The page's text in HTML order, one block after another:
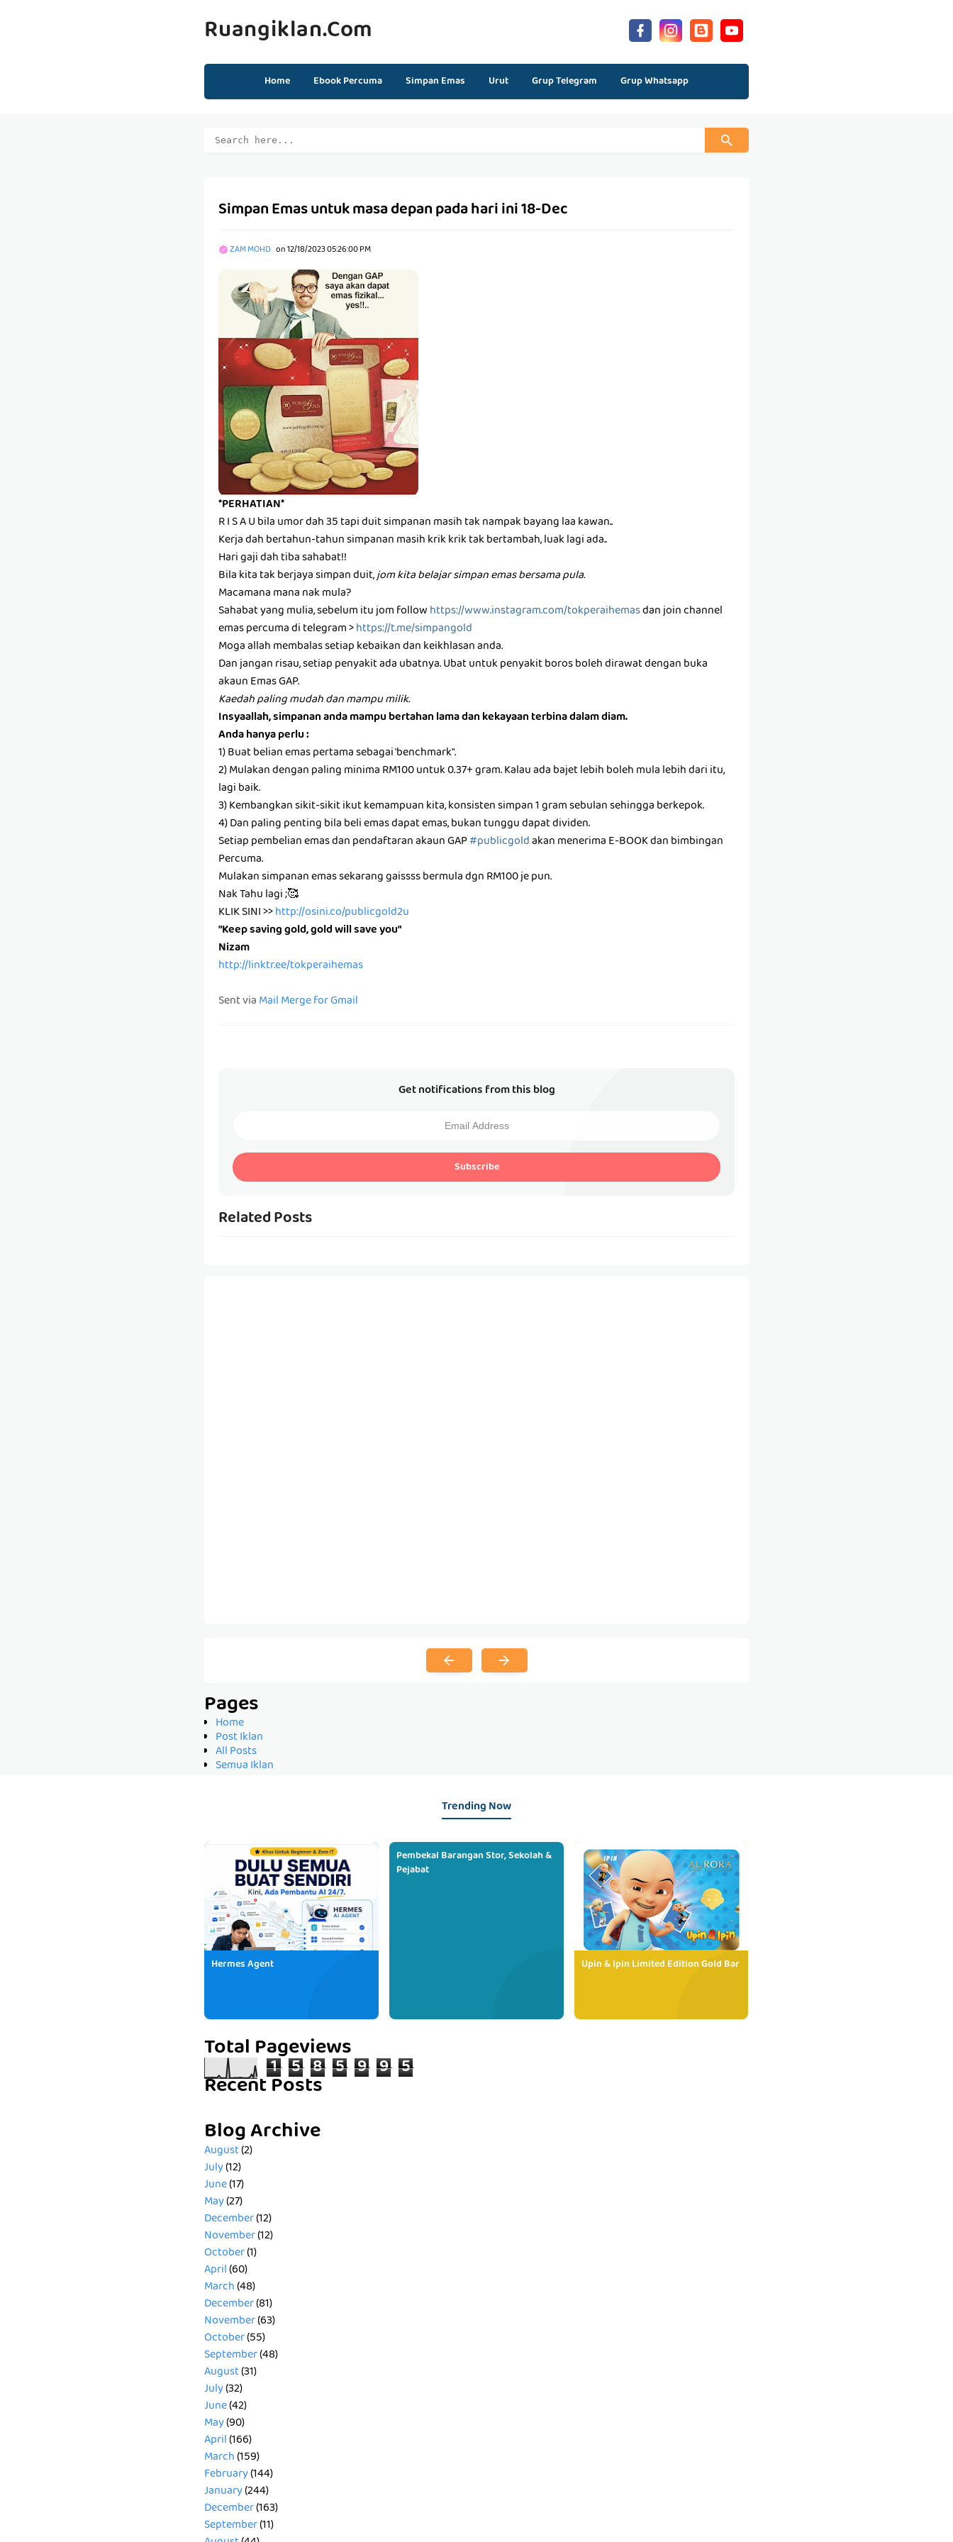
Ruangiklan.com
Home Ebook Percuma Simpan Emas Urut Grup Telegram Grup Whatsapp
Simpan Emas untuk masa depan pada hari ini 18-Dec
ZAM MOHD on12/18/2023 05:26:00 PM
*PERHATIAN*
R I S A U bila umor dah 35 tapi duit simpanan masih tak nampak bayang laa kawan..
Kerja dah bertahun-tahun simpanan masih krik krik tak bertambah, luak lagi ada..
Hari gaji dah tiba sahabat!!
Bila kita tak berjaya simpan duit,jom kita belajar simpan emas bersama pula.
Macamana mana nak mula?
Sahabat yang mulia, sebelum itu jom followhttps://www.instagram.com/tokperaihemasdan join channel
emas percuma di telegram >https://t.me/simpangold
Moga allah membalas setiap kebaikan dan keikhlasan anda.
Dan jangan risau, setiap penyakit ada ubatnya. Ubat untuk penyakit boros boleh dirawat dengan buka
akaun Emas GAP.
Kaedah paling mudah dan mampu milik.
Insyaallah, simpanan anda mampu bertahan lama dan kekayaan terbina dalam diam.
Anda hanya perlu :
1) Buat belian emas pertama sebagai 'benchmark".
2) Mulakan dengan paling minima RM100 untuk 0.37+ gram. Kalau ada bajet lebih boleh mula lebih dari itu,
lagi baik.
3) Kembangkan sikit-sikit ikut kemampuan kita, konsisten simpan 1 gram sebulan sehingga berkepok.
4) Dan paling penting bila beli emas dapat emas, bukan tunggu dapat dividen.
Setiap pembelian emas dan pendaftaran akaun GAP#publicgoldakan menerima E-BOOK dan bimbingan
Percuma.
Mulakan simpanan emas sekarang gaissss bermula dgn RM100 je pun.
Nak Tahu lagi ;🥰
KLIK SINI >>http://osini.co/publicgold2u
"Keep saving gold, gold will save you"
Nizam
http://linktr.ee/tokperaihemas
Sent viaMail Merge for Gmail
Get notifications from this blog
Subscribe
Related Posts
Pages
Home
Post Iklan
All Posts
Semua Iklan
Trending Now
Hermes Agent
Pembekal Barangan Stor, Sekolah &
Pejabat
Upin & Ipin Limited Edition Gold Bar
Total Pageviews
1 5 8 5 9 9 5
Recent Posts
Blog Archive
August(2)
July(12)
June(17)
May(27)
December(12)
November(12)
October(1)
April(60)
March(48)
December(81)
November(63)
October(55)
September(48)
August(31)
July(32)
June(42)
May(90)
April(166)
March(159)
February(144)
January(244)
December(163)
September(11)